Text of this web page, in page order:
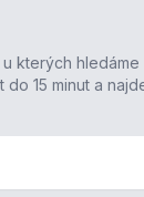
kterých hledáme
15 minut a